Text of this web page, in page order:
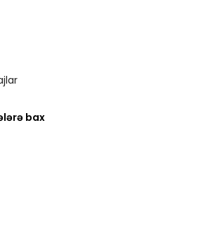
bax